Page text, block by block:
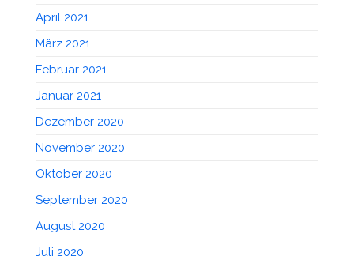
April 2021
März 2021
Februar 2021
Januar 2021
Dezember 2020
November 2020
Oktober 2020
September 2020
August 2020
Juli 2020